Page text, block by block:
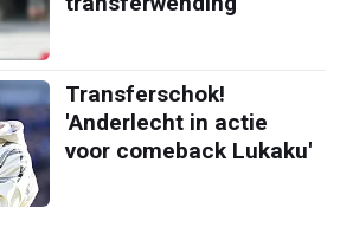
Transferschok!
'Anderlecht in actie
voor comeback Lukaku'